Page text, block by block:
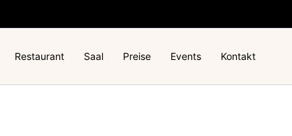
Restaurant Saal Preise Events Kontakt